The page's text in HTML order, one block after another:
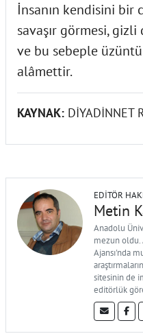
İnsanın kendisini bir
savaşır görmesi,
ve bu sebeple
alâmettir.
KAYNAK: DİYADİNNET
EDITÖR
Metin
Anadolu
mezun oldu.
Ajansı'nda
sitesinin de
editörlük